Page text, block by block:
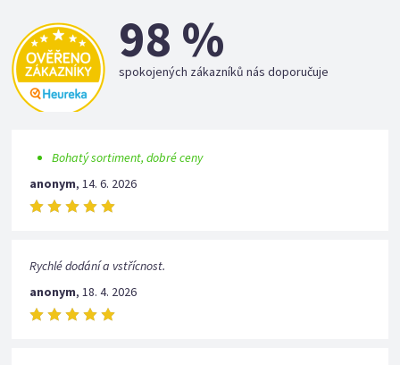
98 %
spokojených zákazníků nás doporučuje
Bohatý sortiment, dobré ceny
anonym,14. 6. 2026
Rychlé dodání a vstřícnost.
anonym,18. 4. 2026